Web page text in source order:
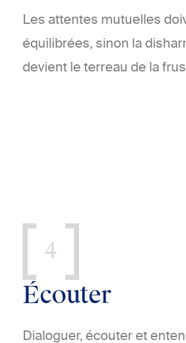
Les attentes mutuelles
équilibrées, sinon la
devient le terreau de la
4
Écouter
Dialoguer, écouter et